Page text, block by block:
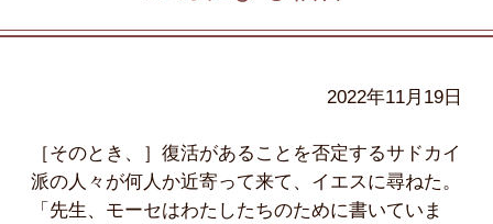
2022年11月19日
［そのとき、］復活があることを否定するサドカイ
派の人々が何人か近寄って来て、イエスに尋ねた。
「先生、モーセはわたしたちのために書いていま